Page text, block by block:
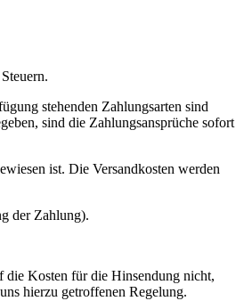
stehenden Zahlungsarten sind
sind die Zahlungsansprüche sofort
ist. Die Versandkosten werden
der Zahlung).
die Kosten für die Hinsendung nicht,
hierzu getroffenen Regelung.